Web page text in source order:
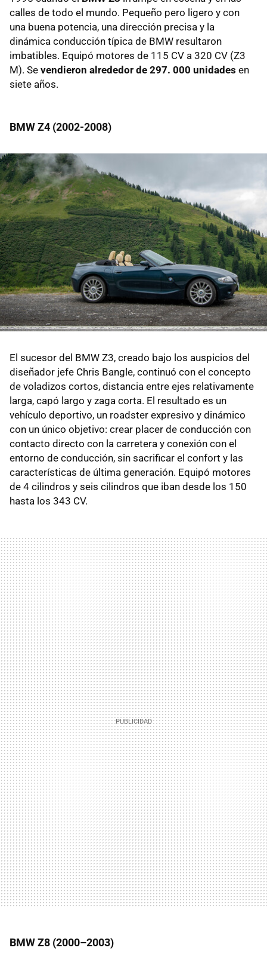
calles de todo el mundo. Pequeño pero ligero y con
una buena potencia, una dirección precisa y la
dinámica conducción típica de BMW resultaron
imbatibles. Equipó motores de 115 CV a 320 CV (Z3
M). Se vendieron alrededor de 297. 000 unidades en
siete años.
BMW Z4 (2002-2008)
El sucesor del BMW Z3, creado bajo los auspicios del
diseñador jefe Chris Bangle, continuó con el concepto
de voladizos cortos, distancia entre ejes relativamente
larga, capó largo y zaga corta. El resultado es un
vehículo deportivo, un roadster expresivo y dinámico
con un único objetivo: crear placer de conducción con
contacto directo con la carretera y conexión con el
entorno de conducción, sin sacrificar el confort y las
características de última generación. Equipó motores
de 4 cilindros y seis cilindros que iban desde los 150
hasta los 343 CV.
BMW Z8 (2000–2003)